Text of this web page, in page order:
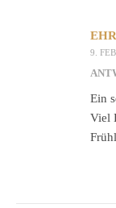
9.
Ein
Viel